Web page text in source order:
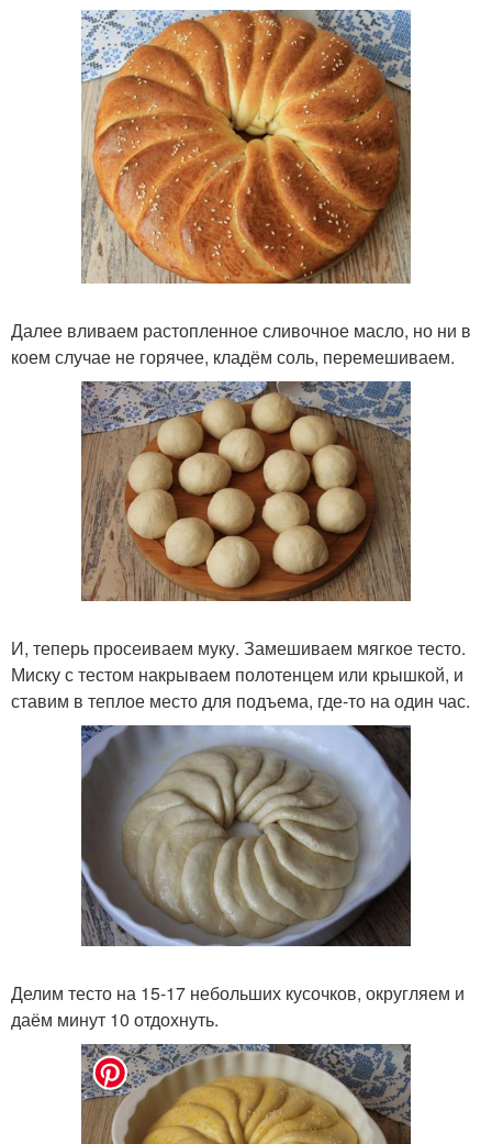
Далее вливаем растопленное сливочное масло, но ни в
коем случае не горячее, кладём соль, перемешиваем.
И, теперь просеиваем муку. Замешиваем мягкое тесто.
Миску с тестом накрываем полотенцем или крышкой, и
ставим в теплое место для подъема, где-то на один час.
Делим тесто на 15-17 небольших кусочков, округляем и
даём минут 10 отдохнуть.